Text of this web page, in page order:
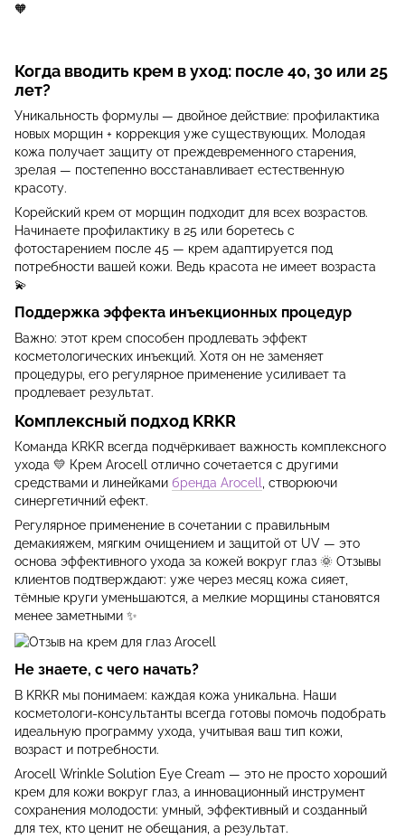
🧡
Когда вводить крем в уход: после 40, 30 или 25
лет?
Уникальность формулы — двойное действие: профилактика
новых морщин + коррекция уже существующих. Молодая
кожа получает защиту от преждевременного старения,
зрелая — постепенно восстанавливает естественную
красоту.
Корейский крем от морщин подходит для всех возрастов.
Начинаете профилактику в 25 или боретесь с
фотостарением после 45 — крем адаптируется под
потребности вашей кожи. Ведь красота не имеет возраста
💫
Поддержка эффекта инъекционных процедур
Важно: этот крем способен продлевать эффект
косметологических инъекций. Хотя он не заменяет
процедуры, его регулярное применение усиливает та
продлевает результат.
Комплексный подход KRKR
Команда KRKR всегда подчёркивает важность комплексного
ухода 💛 Крем Arocell отлично сочетается с другими
средствами и линейками бренда Arocell, створюючи
синергетичний ефект.
Регулярное применение в сочетании с правильным
демакияжем, мягким очищением и защитой от UV — это
основа эффективного ухода за кожей вокруг глаз 🌞 Отзывы
клиентов подтверждают: уже через месяц кожа сияет,
тёмные круги уменьшаются, а мелкие морщины становятся
менее заметными ✨
Не знаете, с чего начать?
В KRKR мы понимаем: каждая кожа уникальна. Наши
косметологи-консультанты всегда готовы помочь подобрать
идеальную программу ухода, учитывая ваш тип кожи,
возраст и потребности.
Arocell Wrinkle Solution Eye Cream — это не просто хороший
крем для кожи вокруг глаз, а инновационный инструмент
сохранения молодости: умный, эффективный и созданный
для тех, кто ценит не обещания, а результат.